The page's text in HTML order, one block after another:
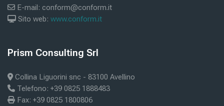
E-mail: conform@conform.it
Sito web: www.conform.it
Blocchi
Salta Prism Consulting Srl
Prism Consulting Srl
Collina Liguorini snc - 83100 Avellino
Telefono: +39 0825 1888483
Fax: +39 0825 1800806